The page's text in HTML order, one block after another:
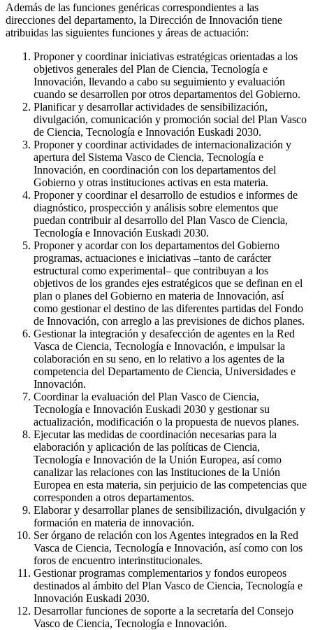
Además de las funciones genéricas correspondientes a las
direcciones del departamento, la Dirección de Innovación tiene
atribuidas las siguientes funciones y áreas de actuación:
Proponer y coordinar iniciativas estratégicas orientadas a los
objetivos generales del Plan de Ciencia, Tecnología e
Innovación, llevando a cabo su seguimiento y evaluación
cuando se desarrollen por otros departamentos del Gobierno.
Planificar y desarrollar actividades de sensibilización,
divulgación, comunicación y promoción social del Plan Vasco
de Ciencia, Tecnología e Innovación Euskadi 2030.
Proponer y coordinar actividades de internacionalización y
apertura del Sistema Vasco de Ciencia, Tecnología e
Innovación, en coordinación con los departamentos del
Gobierno y otras instituciones activas en esta materia.
Proponer y coordinar el desarrollo de estudios e informes de
diagnóstico, prospección y análisis sobre elementos que
puedan contribuir al desarrollo del Plan Vasco de Ciencia,
Tecnología e Innovación Euskadi 2030.
Proponer y acordar con los departamentos del Gobierno
programas, actuaciones e iniciativas –tanto de carácter
estructural como experimental– que contribuyan a los
objetivos de los grandes ejes estratégicos que se definan en el
plan o planes del Gobierno en materia de Innovación, así
como gestionar el destino de las diferentes partidas del Fondo
de Innovación, con arreglo a las previsiones de dichos planes.
Gestionar la integración y desafección de agentes en la Red
Vasca de Ciencia, Tecnología e Innovación, e impulsar la
colaboración en su seno, en lo relativo a los agentes de la
competencia del Departamento de Ciencia, Universidades e
Innovación.
Coordinar la evaluación del Plan Vasco de Ciencia,
Tecnología e Innovación Euskadi 2030 y gestionar su
actualización, modificación o la propuesta de nuevos planes.
Ejecutar las medidas de coordinación necesarias para la
elaboración y aplicación de las políticas de Ciencia,
Tecnología e Innovación de la Unión Europea, así como
canalizar las relaciones con las Instituciones de la Unión
Europea en esta materia, sin perjuicio de las competencias que
corresponden a otros departamentos.
Elaborar y desarrollar planes de sensibilización, divulgación y
formación en materia de innovación.
Ser órgano de relación con los Agentes integrados en la Red
Vasca de Ciencia, Tecnología e Innovación, así como con los
foros de encuentro interinstitucionales.
Gestionar programas complementarios y fondos europeos
destinados al ámbito del Plan Vasco de Ciencia, Tecnología e
Innovación Euskadi 2030.
Desarrollar funciones de soporte a la secretaría del Consejo
Vasco de Ciencia, Tecnología e Innovación.